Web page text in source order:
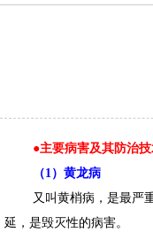
●主要病害及其防治
（1）黄龙病
又叫黄梢病，是最严
延，是毁灭性的病害。